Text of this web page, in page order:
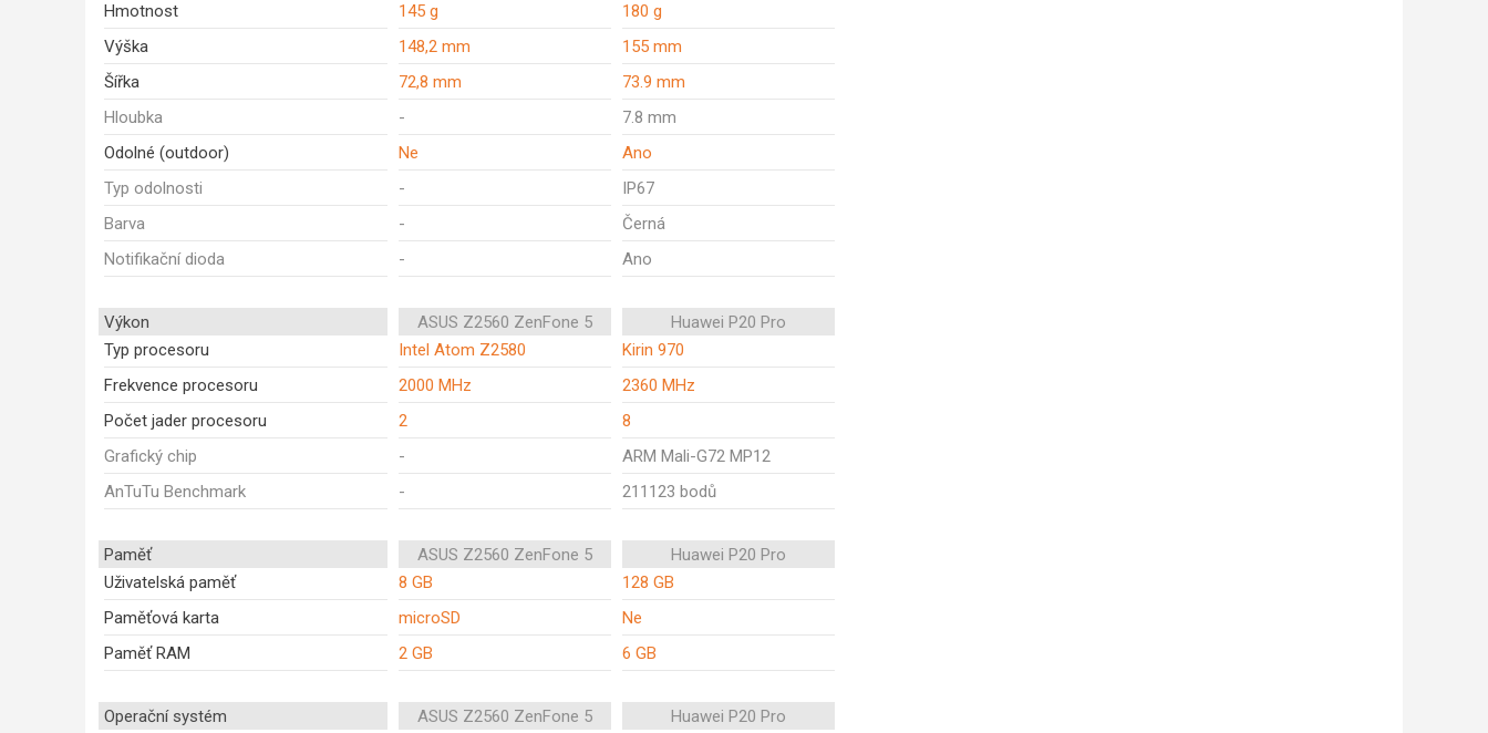
Hmotnost
145 g
180 g
Výška
148,2 mm
155 mm
Šířka
72,8 mm
73.9 mm
Hloubka
-
7.8 mm
Odolné (outdoor)
Ne
Ano
Typ odolnosti
-
IP67
Barva
-
Černá
Notifikační dioda
- Ano
Výkon ASUS Z2560 ZenFone 5
Huawei P20 Pro
Typ procesoru
Intel Atom Z2580
Kirin 970
Frekvence procesoru
2000 MHz
2360 MHz
Počet jader procesoru
2
8
Grafický chip
-
ARM Mali-G72 MP12
AnTuTu Benchmark
- 211123 bodů
Paměť ASUS Z2560 ZenFone 5
Huawei P20 Pro
Uživatelská paměť
8 GB
128 GB
Paměťová karta
microSD
Ne
Paměť RAM
2 GB 6 GB
Operační systém ASUS Z2560 ZenFone 5
Huawei P20 Pro